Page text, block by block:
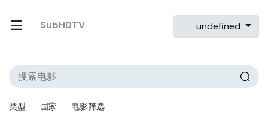
SubHDTV undefined
类型 国家 电影筛选